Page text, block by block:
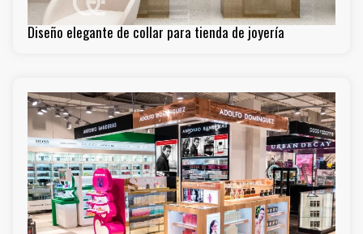
Diseño elegante de collar para tienda de joyería